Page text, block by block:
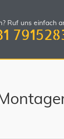
Ruf uns einfach